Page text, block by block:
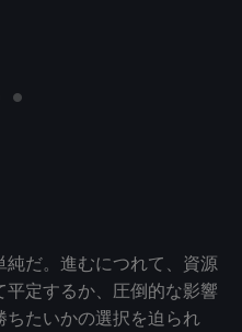
だ。進むにつれて、資源
定するか、圧倒的な影響
ちたいかの選択を迫られ